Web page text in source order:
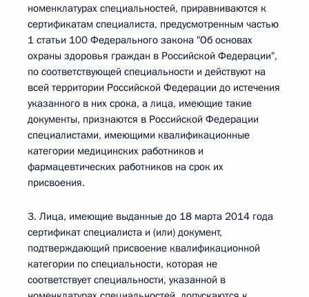
номенклатурах специальностей, приравниваются к
сертификатам специалиста, предусмотренным частью
1 статьи 100 Федерального закона "Об основах
охраны здоровья граждан в Российской Федерации",
по соответствующей специальности и действуют на
всей территории Российской Федерации до истечения
указанного в них срока, а лица, имеющие такие
документы, признаются в Российской Федерации
специалистами, имеющими квалификационные
категории медицинских работников и
фармацевтических работников на срок их
присвоения.
3. Лица, имеющие выданные до 18 марта 2014 года
сертификат специалиста и (или) документ,
подтверждающий присвоение квалификационной
категории по специальности, которая не
соответствует специальности, указанной в